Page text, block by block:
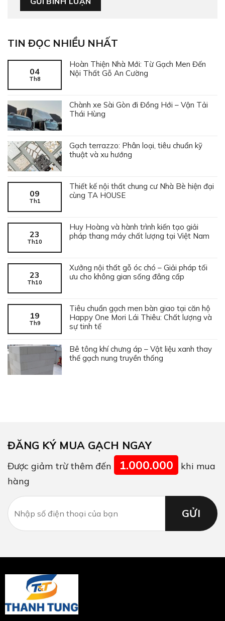
TIN ĐỌC NHIỀU NHẤT
04
Th8
Hoàn Thiện Nhà Mới: Từ Gạch Men Đến
Nội Thất Gỗ An Cường
Chành xe Sài Gòn đi Đồng Hới – Vận Tải
Thái Hùng
Gạch terrazzo: Phân loại, tiêu chuẩn kỹ
thuật và xu hướng
09
Th1
Thiết kế nội thất chung cư Nhà Bè hiện đại
cùng TA HOUSE
23
Th10
Huy Hoàng và hành trình kiến tạo giải
pháp thang máy chất lượng tại Việt Nam
23
Th10
Xưởng nội thất gỗ óc chó – Giải pháp tối
ưu cho không gian sống đẳng cấp
19
Th9
Tiêu chuẩn gạch men bàn giao tại căn hộ
Happy One Mori Lái Thiêu: Chất lượng và
sự tinh tế
Bê tông khí chưng áp – Vật liệu xanh thay
thế gạch nung truyền thống
ĐĂNG KÝ MUA GẠCH NGAY
Được giảm trừ thêm đến 1.000.000
khi mua
hàng